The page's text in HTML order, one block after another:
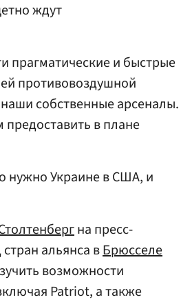
ждут
прагматические и быстрые
противовоздушной
собственные арсеналы.
в плане
нужно Украине в США, и
на пресс-
альянса вБрюсселе
возможности
Patriot, а также